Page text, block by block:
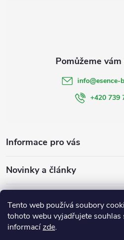
Tento web používá soubory
tohoto webu vyjadřujete
informacízde.
Informace pro vás
Novinky a články
info@esence-
+420 739